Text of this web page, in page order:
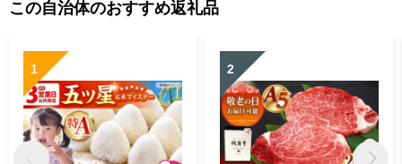
この自治体のおすすめ返礼品
1 2